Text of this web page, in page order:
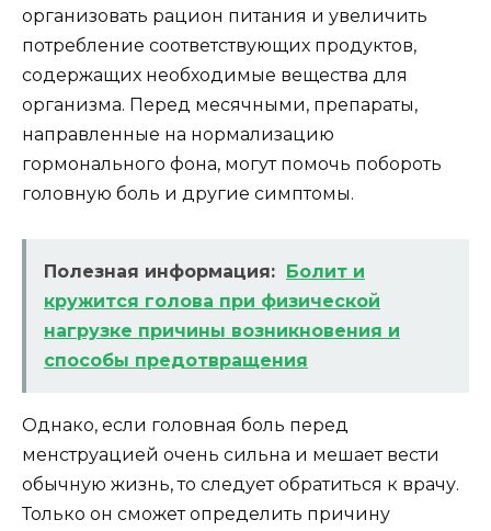
организовать рацион питания и увеличить
потребление соответствующих продуктов,
содержащих необходимые вещества для
организма. Перед месячными, препараты,
направленные на нормализацию
гормонального фона, могут помочь побороть
головную боль и другие симптомы.
Полезная информация: Болит и
кружится голова при физической
нагрузке причины возникновения и
способы предотвращения
Однако, если головная боль перед
менструацией очень сильна и мешает вести
обычную жизнь, то следует обратиться к врачу.
Только он сможет определить причину